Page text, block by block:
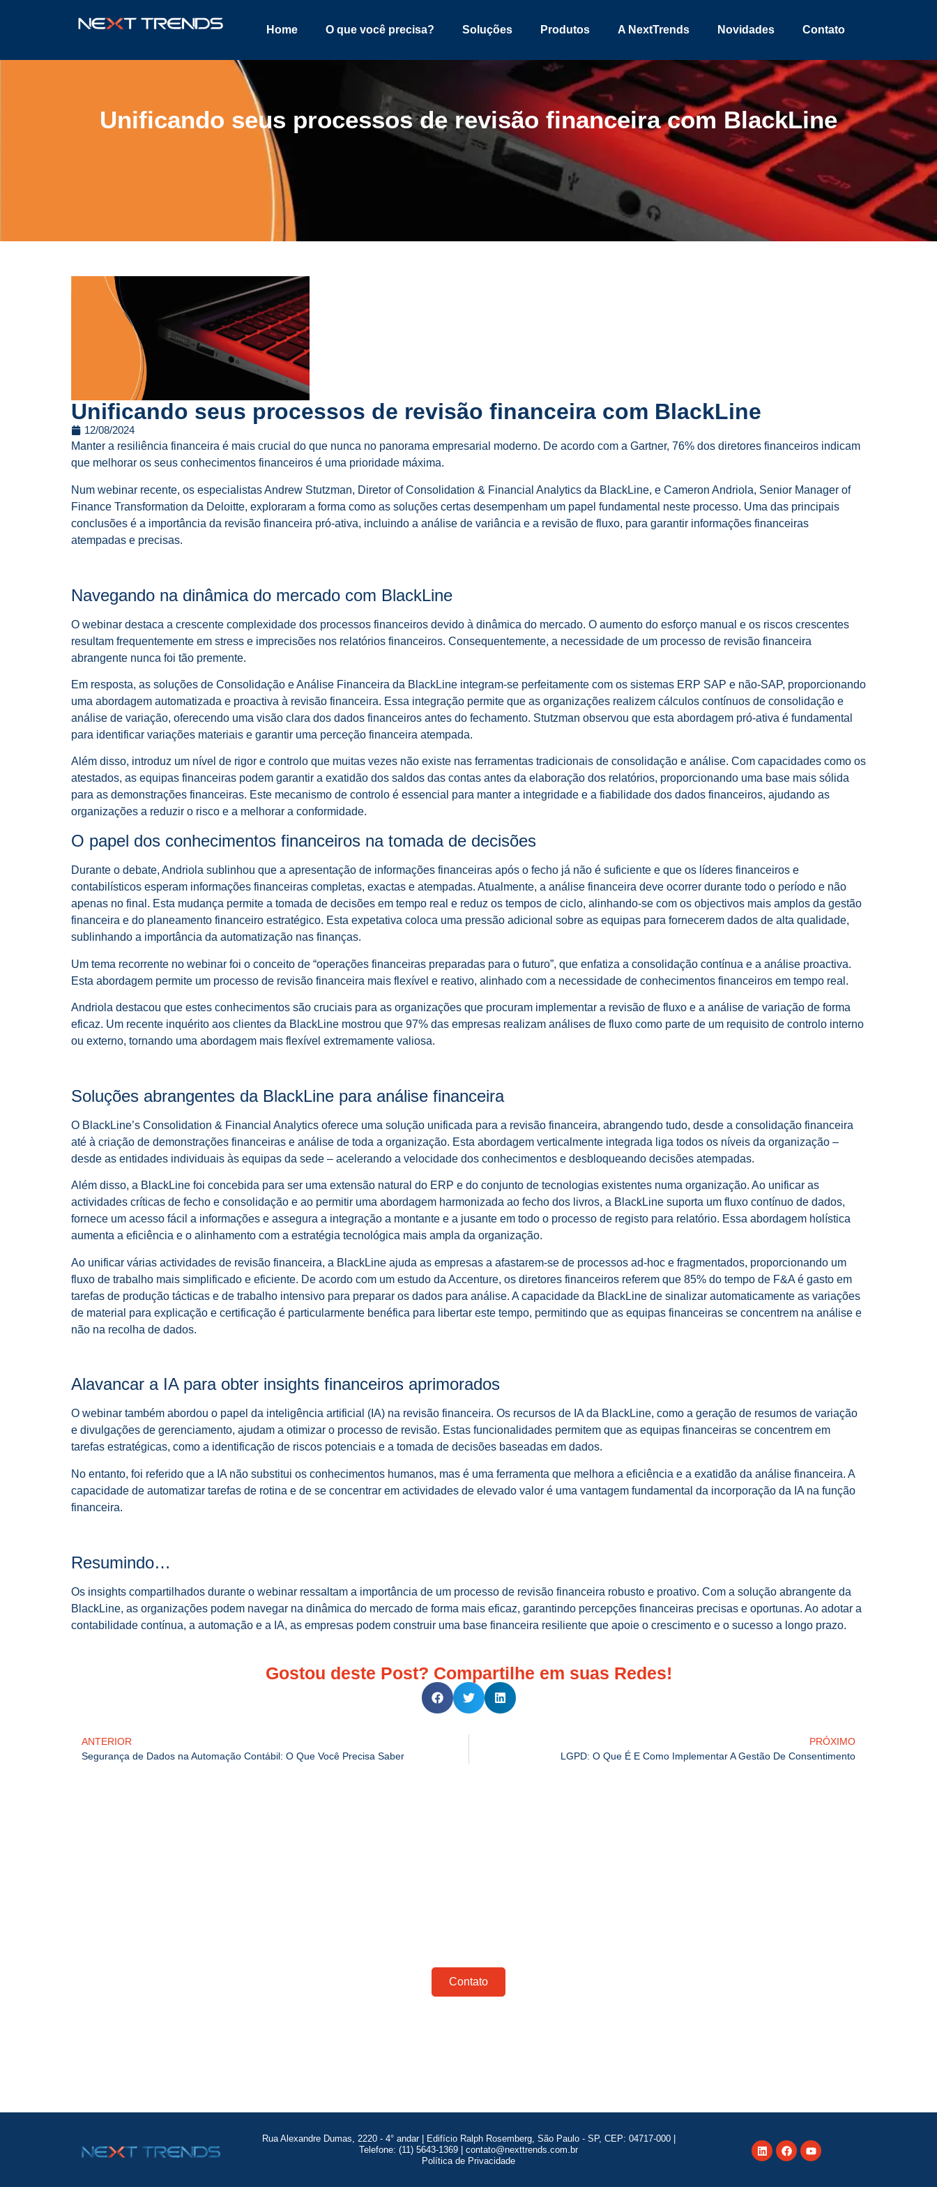
Home O que você precisa? Soluções Produtos A NextTrends Novidades Contato
Unificando seus processos de revisão financeira com BlackLine
Unificando seus processos de revisão financeira com BlackLine
12/08/2024
Manter a resiliência financeira é mais crucial do que nunca no panorama empresarial moderno. De acordo com a Gartner, 76% dos diretores financeiros indicam
que melhorar os seus conhecimentos financeiros é uma prioridade máxima.
Num webinar recente, os especialistas Andrew Stutzman, Diretor of Consolidation & Financial Analytics da BlackLine, e Cameron Andriola, Senior Manager of
Finance Transformation da Deloitte, exploraram a forma como as soluções certas desempenham um papel fundamental neste processo. Uma das principais
conclusões é a importância da revisão financeira pró-ativa, incluindo a análise de variância e a revisão de fluxo, para garantir informações financeiras
atempadas e precisas.
Navegando na dinâmica do mercado com BlackLine
O webinar destaca a crescente complexidade dos processos financeiros devido à dinâmica do mercado. O aumento do esforço manual e os riscos crescentes
resultam frequentemente em stress e imprecisões nos relatórios financeiros. Consequentemente, a necessidade de um processo de revisão financeira
abrangente nunca foi tão premente.
Em resposta, as soluções de Consolidação e Análise Financeira da BlackLine integram-se perfeitamente com os sistemas ERP SAP e não-SAP, proporcionando
uma abordagem automatizada e proactiva à revisão financeira. Essa integração permite que as organizações realizem cálculos contínuos de consolidação e
análise de variação, oferecendo uma visão clara dos dados financeiros antes do fechamento. Stutzman observou que esta abordagem pró-ativa é fundamental
para identificar variações materiais e garantir uma perceção financeira atempada.
Além disso, introduz um nível de rigor e controlo que muitas vezes não existe nas ferramentas tradicionais de consolidação e análise. Com capacidades como os
atestados, as equipas financeiras podem garantir a exatidão dos saldos das contas antes da elaboração dos relatórios, proporcionando uma base mais sólida
para as demonstrações financeiras. Este mecanismo de controlo é essencial para manter a integridade e a fiabilidade dos dados financeiros, ajudando as
organizações a reduzir o risco e a melhorar a conformidade.
O papel dos conhecimentos financeiros na tomada de decisões
Durante o debate, Andriola sublinhou que a apresentação de informações financeiras após o fecho já não é suficiente e que os líderes financeiros e
contabilísticos esperam informações financeiras completas, exactas e atempadas. Atualmente, a análise financeira deve ocorrer durante todo o período e não
apenas no final. Esta mudança permite a tomada de decisões em tempo real e reduz os tempos de ciclo, alinhando-se com os objectivos mais amplos da gestão
financeira e do planeamento financeiro estratégico. Esta expetativa coloca uma pressão adicional sobre as equipas para fornecerem dados de alta qualidade,
sublinhando a importância da automatização nas finanças.
Um tema recorrente no webinar foi o conceito de “operações financeiras preparadas para o futuro”, que enfatiza a consolidação contínua e a análise proactiva.
Esta abordagem permite um processo de revisão financeira mais flexível e reativo, alinhado com a necessidade de conhecimentos financeiros em tempo real.
Andriola destacou que estes conhecimentos são cruciais para as organizações que procuram implementar a revisão de fluxo e a análise de variação de forma
eficaz. Um recente inquérito aos clientes da BlackLine mostrou que 97% das empresas realizam análises de fluxo como parte de um requisito de controlo interno
ou externo, tornando uma abordagem mais flexível extremamente valiosa.
Soluções abrangentes da BlackLine para análise financeira
O BlackLine’s Consolidation & Financial Analytics oferece uma solução unificada para a revisão financeira, abrangendo tudo, desde a consolidação financeira
até à criação de demonstrações financeiras e análise de toda a organização. Esta abordagem verticalmente integrada liga todos os níveis da organização –
desde as entidades individuais às equipas da sede – acelerando a velocidade dos conhecimentos e desbloqueando decisões atempadas.
Além disso, a BlackLine foi concebida para ser uma extensão natural do ERP e do conjunto de tecnologias existentes numa organização. Ao unificar as
actividades críticas de fecho e consolidação e ao permitir uma abordagem harmonizada ao fecho dos livros, a BlackLine suporta um fluxo contínuo de dados,
fornece um acesso fácil a informações e assegura a integração a montante e a jusante em todo o processo de registo para relatório. Essa abordagem holística
aumenta a eficiência e o alinhamento com a estratégia tecnológica mais ampla da organização.
Ao unificar várias actividades de revisão financeira, a BlackLine ajuda as empresas a afastarem-se de processos ad-hoc e fragmentados, proporcionando um
fluxo de trabalho mais simplificado e eficiente. De acordo com um estudo da Accenture, os diretores financeiros referem que 85% do tempo de F&A é gasto em
tarefas de produção tácticas e de trabalho intensivo para preparar os dados para análise. A capacidade da BlackLine de sinalizar automaticamente as variações
de material para explicação e certificação é particularmente benéfica para libertar este tempo, permitindo que as equipas financeiras se concentrem na análise e
não na recolha de dados.
Alavancar a IA para obter insights financeiros aprimorados
O webinar também abordou o papel da inteligência artificial (IA) na revisão financeira. Os recursos de IA da BlackLine, como a geração de resumos de variação
e divulgações de gerenciamento, ajudam a otimizar o processo de revisão. Estas funcionalidades permitem que as equipas financeiras se concentrem em
tarefas estratégicas, como a identificação de riscos potenciais e a tomada de decisões baseadas em dados.
No entanto, foi referido que a IA não substitui os conhecimentos humanos, mas é uma ferramenta que melhora a eficiência e a exatidão da análise financeira. A
capacidade de automatizar tarefas de rotina e de se concentrar em actividades de elevado valor é uma vantagem fundamental da incorporação da IA na função
financeira.
Resumindo…
Os insights compartilhados durante o webinar ressaltam a importância de um processo de revisão financeira robusto e proativo. Com a solução abrangente da
BlackLine, as organizações podem navegar na dinâmica do mercado de forma mais eficaz, garantindo percepções financeiras precisas e oportunas. Ao adotar a
contabilidade contínua, a automação e a IA, as empresas podem construir uma base financeira resiliente que apoie o crescimento e o sucesso a longo prazo.
Gostou deste Post? Compartilhe em suas Redes!
ANTERIOR
Segurança de Dados na Automação Contábil: O Que Você Precisa Saber
PRÓXIMO
LGPD: O Que É E Como Implementar A Gestão De Consentimento
Contato
Rua Alexandre Dumas, 2220 - 4° andar | Edifício Ralph Rosemberg, São Paulo - SP, CEP: 04717-000 |
Telefone: (11) 5643-1369 | contato@nexttrends.com.br
Política de Privacidade